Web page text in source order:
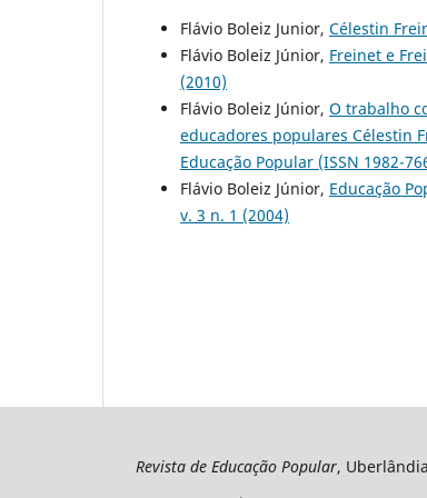
Flávio Boleiz Junior, Célestin
Flávio Boleiz Júnior, Freinet e
(2010)
Flávio Boleiz Júnior, O trabalho
educadores populares Célestin
Educação Popular (ISSN 1982-
Flávio Boleiz Júnior, Educação
v. 3 n. 1 (2004)
Revista de Educação Popular,